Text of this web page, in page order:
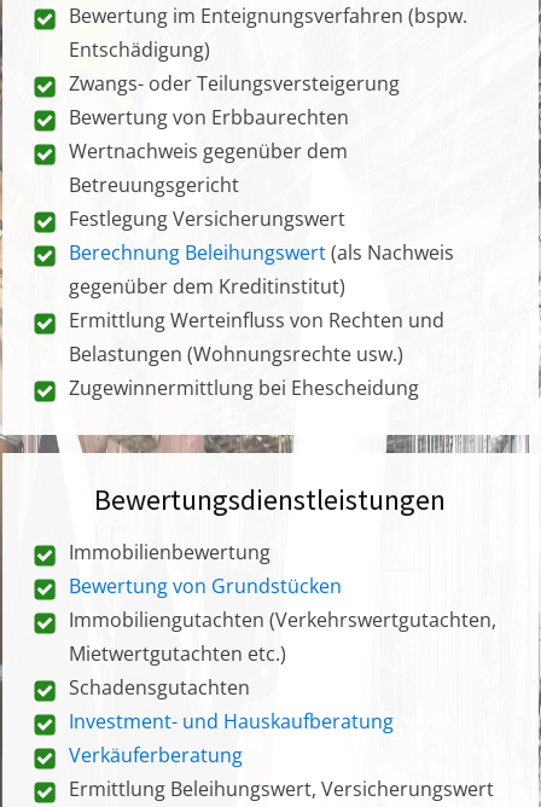
Bewertung im Enteignungsverfahren (bspw.
Entschädigung)
Zwangs- oder Teilungsversteigerung
Bewertung von Erbbaurechten
Wertnachweis gegenüber dem
Betreuungsgericht
Festlegung Versicherungswert
Berechnung Beleihungswert(als Nachweis
gegenüber dem Kreditinstitut)
Ermittlung Werteinfluss von Rechten und
Belastungen (Wohnungsrechte usw.)
Zugewinnermittlung bei Ehescheidung
Bewertungsdienstleistungen
Immobilienbewertung
Bewertung von Grundstücken
Immobiliengutachten (Verkehrswertgutachten,
Mietwertgutachten etc.)
Schadensgutachten
Investment- und Hauskaufberatung
Verkäuferberatung
Ermittlung Beleihungswert, Versicherungswert